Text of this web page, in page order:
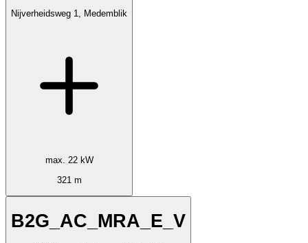
Nijverheidsweg 1, Medemblik
max. 22 kW
321 m
B2G_AC_MRA_E_V